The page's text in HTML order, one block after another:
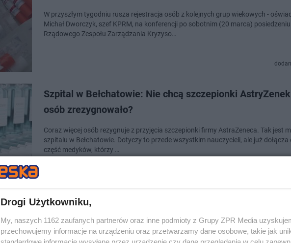
W przyszłym tygodniu rusza rejestracja osób z kolejnych grup wiekowych -
Michał Dworczyk, szef KPRM, na konferencji po sobotnim (20 marca) posiedzeniu
Rządowego Zespołu Zarządzania Kryzyso…
Szpital w Bełchatowie: Nie chcą szczepionki
osób zrezygnowało?
Coraz więcej osób rezygnuje z przyjęcia szczepionki firmy AstraZeneca. Tak jest
szpitalu w Bełchatowie. Dotyczy to przede wszystkim nauczycieli, ale już dołącza
część medyków, którzy …
AstraZeneca: będą dawki dla chętnych? 65 tys.
trafi do Polski 19 marca!
Drogi Użytkowniku,
My, naszych 1162 zaufanych partnerów oraz inne podmioty z Grupy ZPR Media
przechowujemy informacje na urządzeniu oraz przetwarzamy dane osobowe, takie jak